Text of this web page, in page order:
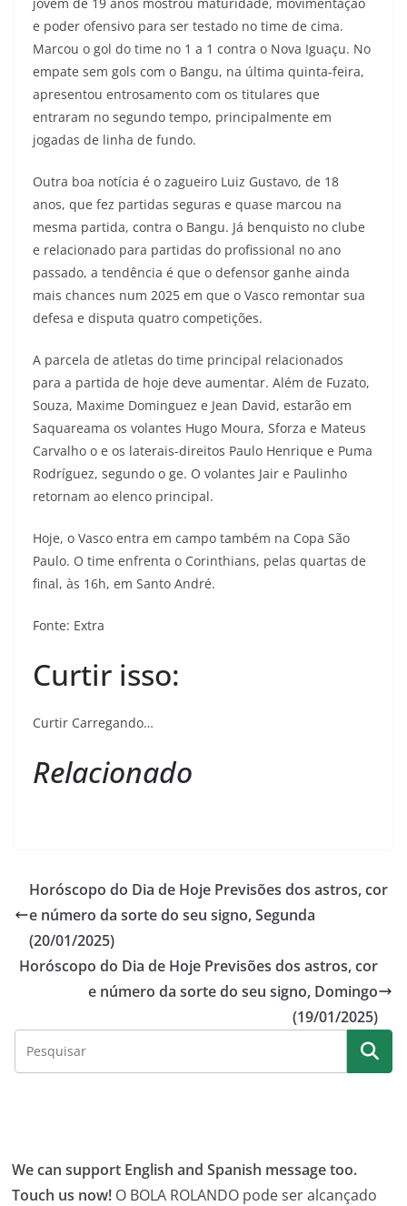
e poder ofensivo para ser testado no time de cima.
Marcou o gol do time no 1 a 1 contra o Nova Iguaçu. No
empate sem gols com o Bangu, na última quinta-feira,
apresentou entrosamento com os titulares que
entraram no segundo tempo, principalmente em
jogadas de linha de fundo.
Outra boa notícia é o zagueiro Luiz Gustavo, de 18
anos, que fez partidas seguras e quase marcou na
mesma partida, contra o Bangu. Já benquisto no clube
e relacionado para partidas do profissional no ano
passado, a tendência é que o defensor ganhe ainda
mais chances num 2025 em que o Vasco remontar sua
defesa e disputa quatro competições.
A parcela de atletas do time principal relacionados
para a partida de hoje deve aumentar. Além de Fuzato,
Souza, Maxime Dominguez e Jean David, estarão em
Saquareama os volantes Hugo Moura, Sforza e Mateus
Carvalho o e os laterais-direitos Paulo Henrique e Puma
Rodríguez, segundo o ge. O volantes Jair e Paulinho
retornam ao elenco principal.
Hoje, o Vasco entra em campo também na Copa São
Paulo. O time enfrenta o Corinthians, pelas quartas de
final, às 16h, em Santo André.
Fonte: Extra
Curtir isso:
Curtir Carregando…
Relacionado
Horóscopo do Dia de Hoje Previsões dos astros, cor
e número da sorte do seu signo, Segunda
(20/01/2025)
Horóscopo do Dia de Hoje Previsões dos astros, cor
e número da sorte do seu signo, Domingo
(19/01/2025)
We can support English and Spanish message too.
Touch us now! O BOLA ROLANDO pode ser alcançado